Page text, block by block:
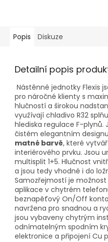
Popis Diskuze
Detailní popis
Nástěnné jednotky Flexis
pro náročné klienty s
hlučností a širokou
využívají chladivo R32
hlediska regulace F-plynů.
čistém elegantním
matné barvě, které
interiérového prvku. Jsou
multisplit 1+5. Hlučnost
a jsou tedy vhodné i do
Samozřejmostí je
aplikace v chytrém
beznapěťový On/Off
navržena pro snadnou a
jsou vybaveny chytrým
odnímatelným spodním
elektronice a připojení Cu